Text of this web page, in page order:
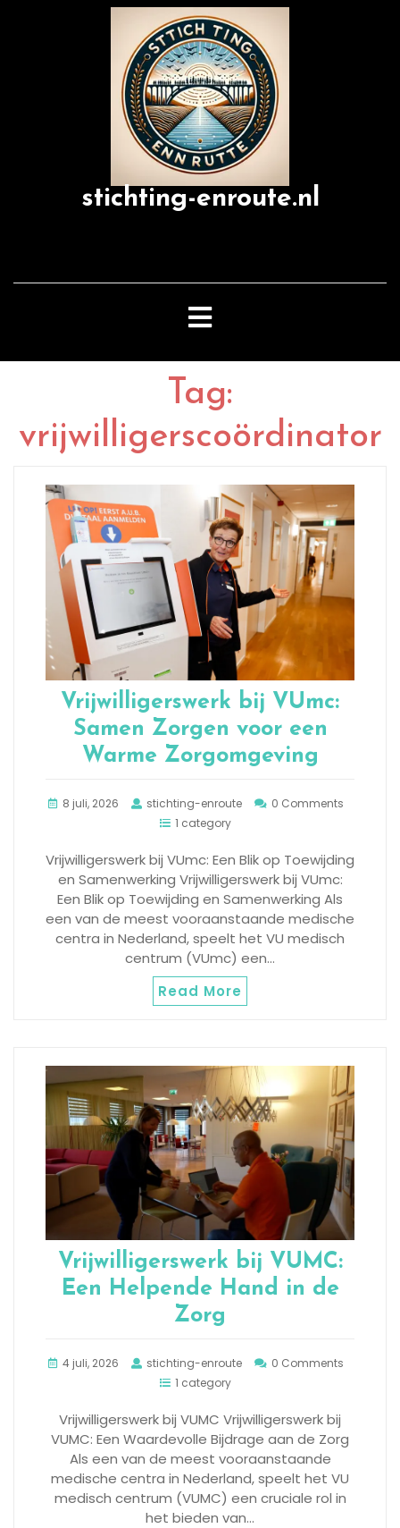
stichting-enroute.nl
Open
Button
Tag:
vrijwilligerscoördinator
Vrijwilligerswerk bij VUmc:
Samen Zorgen voor een
Warme Zorgomgeving
8 juli, 2026 stichting-enroute
0 Comments
1 category
Vrijwilligerswerk bij VUmc: Een Blik op Toewijding
en Samenwerking Vrijwilligerswerk bij VUmc:
Een Blik op Toewijding en Samenwerking Als
een van de meest vooraanstaande medische
centra in Nederland, speelt het VU medisch
centrum (VUmc) een…
Read More
Vrijwilligerswerk bij VUMC:
Een Helpende Hand in de
Zorg
4 juli, 2026 stichting-enroute
0 Comments
1 category
Vrijwilligerswerk bij VUMC Vrijwilligerswerk bij
VUMC: Een Waardevolle Bijdrage aan de Zorg
Als een van de meest vooraanstaande
medische centra in Nederland, speelt het VU
medisch centrum (VUMC) een cruciale rol in
het bieden van…